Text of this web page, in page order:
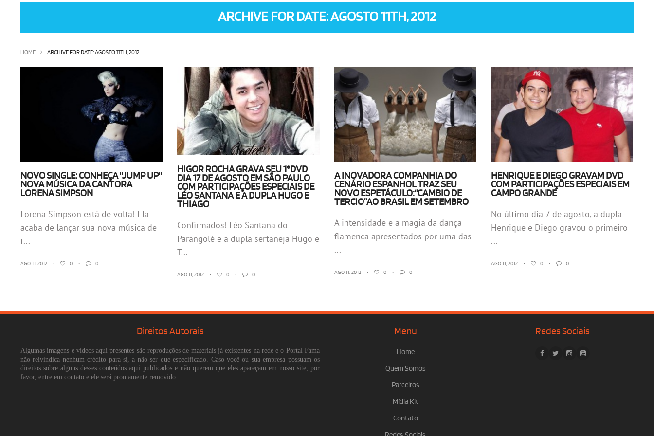
ARCHIVE FOR DATE: AGOSTO 11TH, 2012
HOME ARCHIVE FOR DATE: AGOSTO 11TH, 2012
NOVO SINGLE: CONHEÇA "JUMP UP"
NOVA MÚSICA DA CANTORA
LORENA SIMPSON
Lorena Simpson está de volta! Ela
acaba de lançar sua nova música de
t...
AGO 11, 2012 • 0 • 0
HIGOR ROCHA GRAVA SEU 1°DVD
DIA 17 DE AGOSTO EM SÃO PAULO
COM PARTICIPAÇÕES ESPECIAIS DE
LÉO SANTANA E A DUPLA HUGO E
THIAGO
Confirmados! Léo Santana do
Parangolé e a dupla sertaneja Hugo e
T...
AGO 11, 2012 • 0 • 0
A INOVADORA COMPANHIA DO
CENÁRIO ESPANHOL TRAZ SEU
NOVO ESPETÁCULO:“CAMBIO DE
TERCIO”AO BRASIL EM SETEMBRO
A intensidade e a magia da dança
flamenca apresentados por uma das
...
AGO 11, 2012 • 0 • 0
HENRIQUE E DIEGO GRAVAM DVD
COM PARTICIPAÇÕES ESPECIAIS EM
CAMPO GRANDE
No último dia 7 de agosto, a dupla
Henrique e Diego gravou o primeiro
...
AGO 11, 2012 • 0 • 0
Direitos Autorais
Algumas imagens e vídeos aqui presentes são reproduções de materiais já existentes na rede e o Portal Fama
não reivindica nenhum crédito para si, a não ser que especificado. Caso você ou sua empresa possuam os
direitos sobre alguns desses conteúdos aqui publicados e não querem que eles apareçam em nosso site, por
favor, entre em contato e ele será prontamente removido.
Menu
Home
Quem Somos
Parceiros
Mídia Kit
Contato
Redes Sociais